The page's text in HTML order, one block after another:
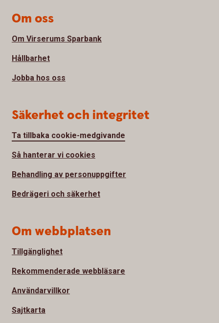
Om oss
Om Virserums Sparbank
Hållbarhet
Jobba hos oss
Säkerhet och integritet
Ta tillbaka cookie-medgivande
Så hanterar vi cookies
Behandling av personuppgifter
Bedrägeri och säkerhet
Om webbplatsen
Tillgänglighet
Rekommenderade webbläsare
Användarvillkor
Sajtkarta